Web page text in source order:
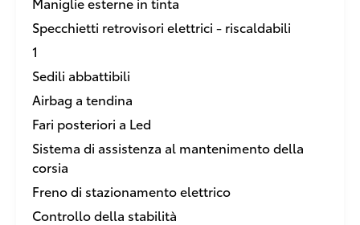
Specchietti retrovisori elettrici - riscaldabili
1
Sedili abbattibili
Airbag a tendina
Fari posteriori a Led
Sistema di assistenza al mantenimento della
corsia
Freno di stazionamento elettrico
Controllo della stabilità